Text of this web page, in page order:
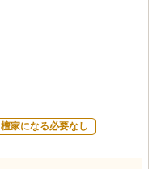
檀家になる必要なし